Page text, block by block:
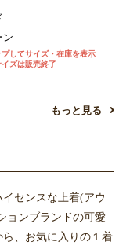
ン
してサイズ・在庫を表示
ズは販売終了
もっと見る
センスな上着(アウ
ョンブランドの可愛
、お気に入りの１着